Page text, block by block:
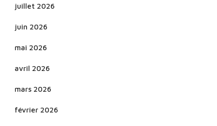
juillet 2026
juin 2026
mai 2026
avril 2026
mars 2026
février 2026